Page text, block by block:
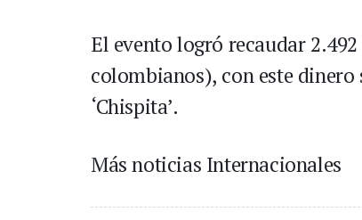
El evento logró recaudar
colombianos), con este
‘Chispita’.
Más noticias Internacionales